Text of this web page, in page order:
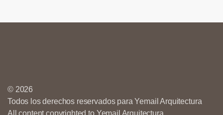
© 2026
Todos los derechos reservados para Yemail Arquitectura
All content copyrighted to Yemail Arquitectura